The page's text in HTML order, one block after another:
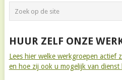
HUUR ZELF ONZE
Lees hier welke werkgroepen actief
en hoe zij ook u mogelijk van dienst